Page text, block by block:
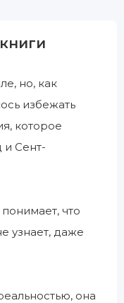
но, как
избежать
которое
и Сент-
что
узнает, даже
она